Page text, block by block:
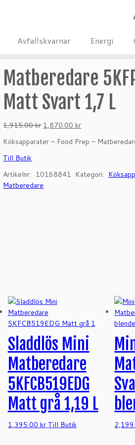
Avfallskvarnar Energi
Matberedare
Matt Svart 1,7 L
1,915.00kr Det
priset
1,870.00 krDet
priset
Köksapparater – Food Prep –
Till Butik
Artikelnr: 10168841 Kategori:
Matberedare
Sladdlös Mini
Matberedare
5KFCB519EDG
Matt grå 1,19 L
1,395.00 kr Till Butik